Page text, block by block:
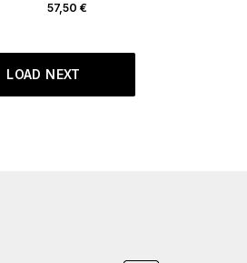
57,50 €
LOAD NEXT